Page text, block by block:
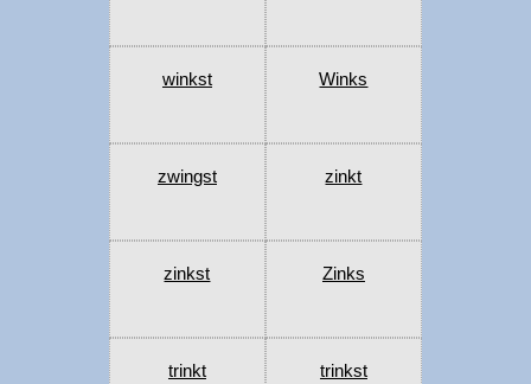
winkst Winks
zwingst zinkt
zinkst Zinks
trinkt trinkst